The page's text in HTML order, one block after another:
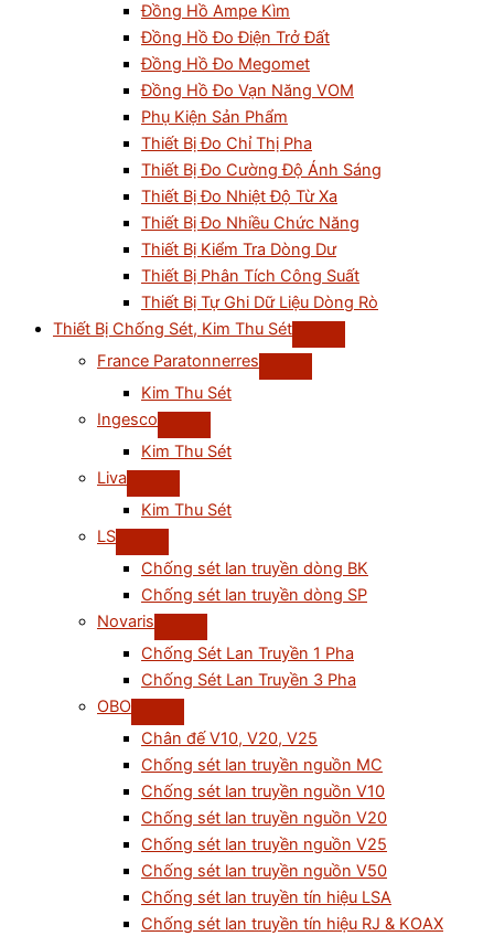
Đồng Hồ Ampe Kìm
Đồng Hồ Đo Điện Trở Đất
Đồng Hồ Đo Megomet
Đồng Hồ Đo Vạn Năng VOM
Phụ Kiện Sản Phẩm
Thiết Bị Đo Chỉ Thị Pha
Thiết Bị Đo Cường Độ Ánh Sáng
Thiết Bị Đo Nhiệt Độ Từ Xa
Thiết Bị Đo Nhiều Chức Năng
Thiết Bị Kiểm Tra Dòng Dư
Thiết Bị Phân Tích Công Suất
Thiết Bị Tự Ghi Dữ Liệu Dòng Rò
Thiết Bị Chống Sét, Kim Thu Sét
France Paratonnerres
Kim Thu Sét
Ingesco
Kim Thu Sét
Liva
Kim Thu Sét
LS
Chống sét lan truyền dòng BK
Chống sét lan truyền dòng SP
Novaris
Chống Sét Lan Truyền 1 Pha
Chống Sét Lan Truyền 3 Pha
OBO
Chân đế V10, V20, V25
Chống sét lan truyền nguồn MC
Chống sét lan truyền nguồn V10
Chống sét lan truyền nguồn V20
Chống sét lan truyền nguồn V25
Chống sét lan truyền nguồn V50
Chống sét lan truyền tín hiệu LSA
Chống sét lan truyền tín hiệu RJ & KOAX